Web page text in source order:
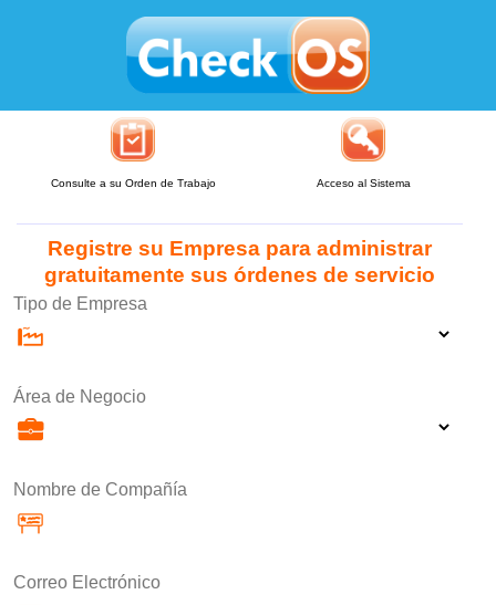
Consulte a su Orden de Trabajo Acceso al Sistema
Registre su Empresa para administrar
gratuitamente sus órdenes de servicio
Tipo de Empresa
Área de Negocio
Nombre de Compañía
Correo Electrónico